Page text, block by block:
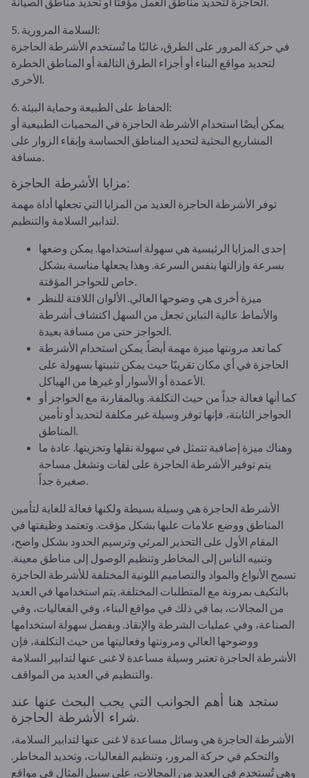
5. السلامة المرورية:
في حركة المرور على الطرق، غالبًا ما تُستخدم الأشرطة الحاجزة
لتحديد مواقع البناء أو أجزاء الطرق التالفة أو المناطق الخطرة
6. الحفاظ على الطبيعة وحماية البيئة:
يمكن أيضًا استخدام الأشرطة الحاجزة في المحميات الطبيعية أو
المشاريع البحثية لتحديد المناطق الحساسة وإبقاء الزوار على
مزايا الأشرطة الحاجزة:
توفر الأشرطة الحاجزة العديد من المزايا التي تجعلها أداة مهمة
إحدى المزايا الرئيسية هي سهولة استخدامها. يمكن وضعها
بسرعة وإزالتها بنفس السرعة. وهذا يجعلها مناسبة بشكل
ميزة أخرى هي وضوحها العالي. الألوان اللافتة للنظر
والأنماط عالية التباين تجعل من السهل اكتشاف أشرطة
كما تعد مرونتها ميزة مهمة أيضاً. يمكن استخدام الأشرطة
الحاجزة في أي مكان تقريبًا حيث يمكن تثبيتها بسهولة على
كما أنها فعالة جداً من حيث التكلفة. وبالمقارنة مع الحواجز أو
الحواجز الثابتة، فإنها توفر وسيلة غير مكلفة لتحديد أو تأمين
وهناك ميزة إضافية تتمثل في سهولة نقلها وتخزينها. عادة ما
يتم توفير الأشرطة الحاجزة على لفات وتشغل مساحة
الأشرطة الحاجزة هي وسيلة بسيطة ولكنها فعالة للغاية لتأمين
المناطق ووضع علامات عليها بشكل مؤقت. وتعتمد وظيفتها في
المقام الأول على التحذير المرئي وترسيم الحدود بشكل واضح،
وتنبيه الناس إلى المخاطر وتنظيم الوصول إلى مناطق معينة.
تسمح الأنواع والمواد والتصاميم اللونية المختلفة للأشرطة الحاجزة
بالتكيف بمرونة مع المتطلبات المختلفة. يتم استخدامها في العديد
من المجالات، بما في ذلك في مواقع البناء، وفي الفعاليات، وفي
الصناعة، وفي عمليات الشرطة والإنقاذ. وبفضل سهولة استخدامها
ووضوحها العالي ومرونتها وفعاليتها من حيث التكلفة، فإن
الأشرطة الحاجزة تعتبر وسيلة مساعدة لا غنى عنها لتدابير السلامة
ستجد هنا أهم الجوانب التي يجب البحث عنها عند
شراء الأشرطة الحاجزة.
الأشرطة الحاجزة هي وسائل مساعدة لا غنى عنها لتدابير السلامة،
والتحكم في حركة المرور، وتنظيم الفعاليات، وتحديد المخاطر.
وهي تُستخدم في العديد من المجالات، على سبيل المثال في مواقع